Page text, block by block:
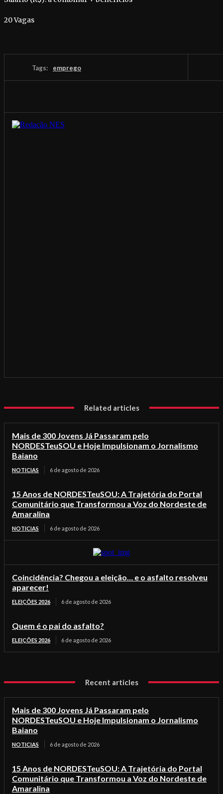
20 Vagas
Tags: emprego
Related articles
Mais de 300 Jovens Já Passaram pelo
NORDESTeuSOU e Hoje Impulsionam o Jornalismo
Baiano
NOTICIAS 6 de agosto de 2026
15 Anos de NORDESTeuSOU: A Trajetória do Portal
Comunitário que Transformou a Voz do Nordeste de
Amaralina
NOTICIAS 6 de agosto de 2026
Coincidência? Chegou a eleição… e o asfalto resolveu
aparecer!
ELEIÇÕES 2026 6 de agosto de 2026
Quem é o pai do asfalto?
ELEIÇÕES 2026 6 de agosto de 2026
Recent articles
Mais de 300 Jovens Já Passaram pelo
NORDESTeuSOU e Hoje Impulsionam o Jornalismo
Baiano
NOTICIAS 6 de agosto de 2026
15 Anos de NORDESTeuSOU: A Trajetória do Portal
Comunitário que Transformou a Voz do Nordeste de
Amaralina